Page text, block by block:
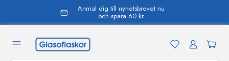
Anmäl dig till nyhetsbrevet nu
och spara 60 kr